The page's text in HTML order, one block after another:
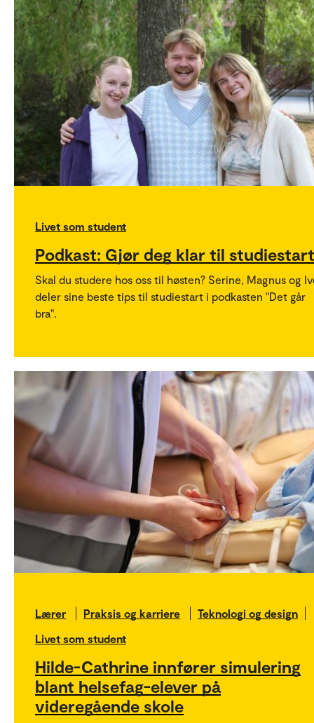
Livet som student
Podkast: Gjør deg klar til studiestart
Skal du studere hos oss til høsten? Serine, Magnus og
deler sine beste tips til studiestart i podkasten "Det går
bra".
Lærer Praksis og karriere
Teknologi og design
Livet som student
Hilde-Cathrine innfører simulering
blant helsefag-elever på
videregående skole